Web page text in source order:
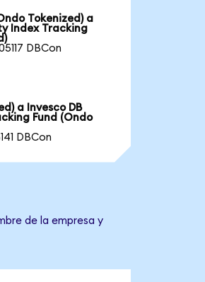
Tokenized) a
Index Tracking
DBCon
a Invesco DB
Fund (Ondo
DBCon
de la empresa y